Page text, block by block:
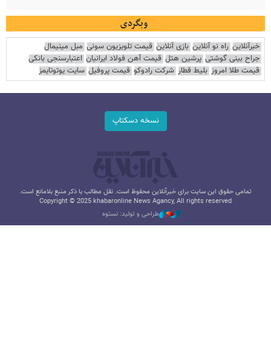
وبگردی
خبرآنلاین راه نو آنلاین بازی آنلاین قیمت تلویزیون سونی مبل مینیمال
جراح بینی گوشتی پرشین هتل قیمت آهن فولاد ایرانیان اعتبارسنجی بانکی
قیمت طلا امروز بلیط قطار شرکت رادوکو قیمت پروفیل سایت یوتوتایمز
نسخه دسکتاپ
تمامی حقوق این سایت برای خبرآنلاین محفوظ است. نقل مطالب با ذکر منبع بلامانع است.
Copyright © 2025 khabaronline News Agancy, All rights reserved
طراحی و تولید: نستوه